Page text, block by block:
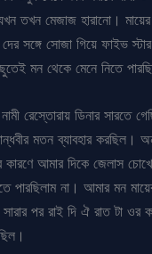
তখন মেজাজ হারানো। মায়ের
সঙ্গে সোজা গিয়ে ফাইভ
মন থেকে মেনে নিতে
রেস্তোরায় ডিনার সারতে
মতন ব্যাবহার করছিল।
কারণে আমার দিকে জেলাস
পারছিলাম না। আমার মন
পর রাই দি ঐ রাত টা ওর